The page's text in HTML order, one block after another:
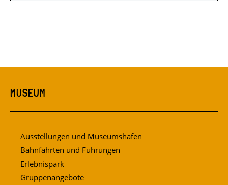
MUSEUM
Ausstellungen und Museumshafen
Bahnfahrten und Führungen
Erlebnispark
Gruppenangebote